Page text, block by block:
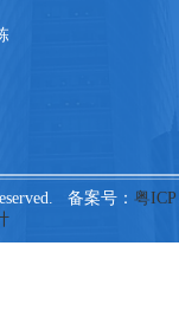
备案号： 粤ICP